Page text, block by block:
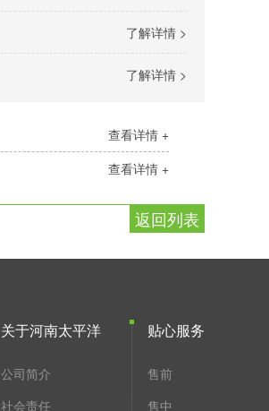
了解详情 >
了解详情 >
查看详情 +
查看详情 +
返回列表
关于河南太平洋
公司简介
社会责任
贴心服务
售前
售中